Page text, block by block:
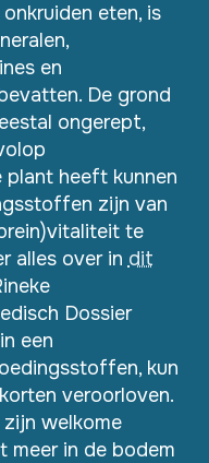
eten, is
en
De grond
ongerept,
heeft kunnen
zijn van
te
alles over in dit
Dossier
een
kun
veroorloven.
zijn welkome
meer in de bodem